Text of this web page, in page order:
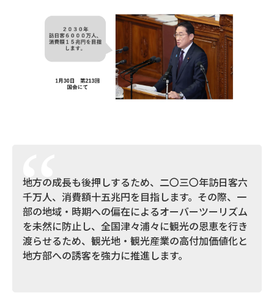
地方の成長も後押しするため、二〇三〇年訪日客六
千万人、消費額十五兆円を目指します。その際、一
部の地域・時期への偏在によるオーバーツーリズム
を未然に防止し、全国津々浦々に観光の恩恵を行き
渡らせるため、観光地・観光産業の高付加価値化と
地方部への誘客を強力に推進します。